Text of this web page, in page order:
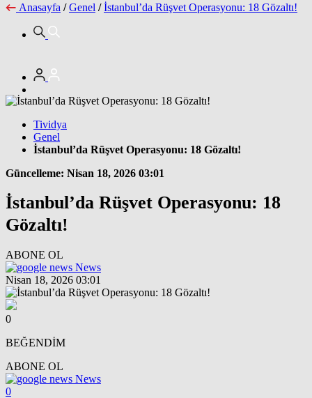
Anasayfa / Genel / İstanbul’da Rüşvet Operasyonu: 18 Gözaltı!
Tividya
Genel
İstanbul’da Rüşvet Operasyonu: 18 Gözaltı!
Güncelleme: Nisan 18, 2026 03:01
İstanbul’da Rüşvet Operasyonu: 18
Gözaltı!
ABONE OL
News
Nisan 18, 2026 03:01
0
BEĞENDİM
ABONE OL
News
0